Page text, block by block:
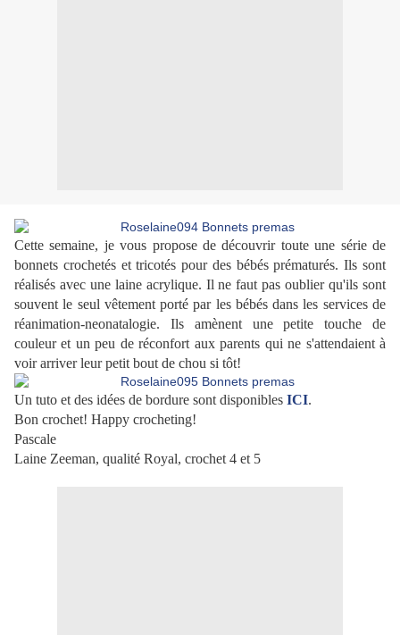
Cette semaine, je vous propose de découvrir toute une série de
bonnets crochetés et tricotés pour des bébés prématurés. Ils sont
réalisés avec une laine acrylique. Il ne faut pas oublier qu'ils sont
souvent le seul vêtement porté par les bébés dans les services de
réanimation-neonatalogie. Ils amènent une petite touche de
couleur et un peu de réconfort aux parents qui ne s'attendaient à
voir arriver leur petit bout de chou si tôt!
Un tuto et des idées de bordure sont disponibles ICI.
Bon crochet! Happy crocheting!
Pascale
Laine Zeeman, qualité Royal, crochet 4 et 5